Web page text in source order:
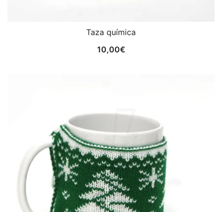
Taza química
10,00€